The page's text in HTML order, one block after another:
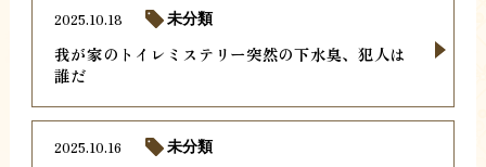
我が家のトイレミステリー突然の下水臭、犯人は
誰だ
2025.10.18 未分類
2025.10.16 未分類